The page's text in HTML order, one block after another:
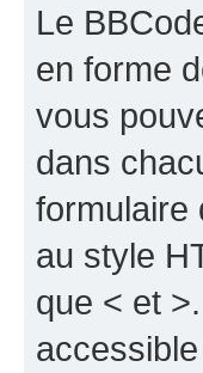
Le
en forme
vous
dans
formulaire
au style
que < et